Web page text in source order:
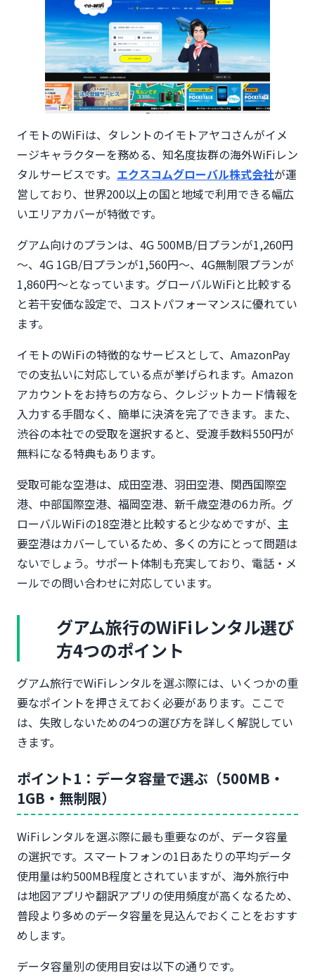
イモトのWiFiは、タレントのイモトアヤコさんがイメ
ージキャラクターを務める、知名度抜群の海外WiFiレン
タルサービスです。 エクスコムグローバル株式会社が運
営しており、世界200以上の国と地域で利用できる幅広
いエリアカバーが特徴です。
グアム向けのプランは、4G 500MB/日プランが1,260円
～、4G 1GB/日プランが1,560円～、4G無制限プランが
1,860円～となっています。グローバルWiFiと比較する
と若干安価な設定で、コストパフォーマンスに優れてい
ます。
イモトのWiFiの特徴的なサービスとして、AmazonPay
での支払いに対応している点が挙げられます。Amazon
アカウントをお持ちの方なら、クレジットカード情報を
入力する手間なく、簡単に決済を完了できます。また、
渋谷の本社での受取を選択すると、受渡手数料550円が
無料になる特典もあります。
受取可能な空港は、成田空港、羽田空港、関西国際空
港、中部国際空港、福岡空港、新千歳空港の6カ所。グ
ローバルWiFiの18空港と比較すると少なめですが、主
要空港はカバーしているため、多くの方にとって問題は
ないでしょう。サポート体制も充実しており、電話・メ
ールでの問い合わせに対応しています。
グアム旅行のWiFiレンタル選び
方4つのポイント
グアム旅行でWiFiレンタルを選ぶ際には、いくつかの重
要なポイントを押さえておく必要があります。ここで
は、失敗しないための4つの選び方を詳しく解説してい
きます。
ポイント1：データ容量で選ぶ（500MB・
1GB・無制限）
WiFiレンタルを選ぶ際に最も重要なのが、データ容量
の選択です。スマートフォンの1日あたりの平均データ
使用量は約500MB程度とされていますが、海外旅行中
は地図アプリや翻訳アプリの使用頻度が高くなるため、
普段より多めのデータ容量を見込んでおくことをおすす
めします。
データ容量別の使用目安は以下の通りです。